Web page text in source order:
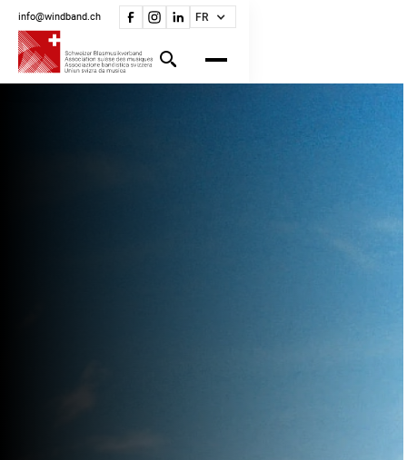
info@windband.ch FR